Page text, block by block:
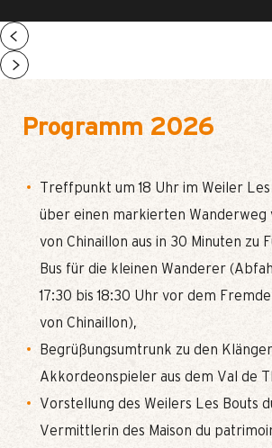
Programm 2026
Treffpunkt um 18 Uhr im Weiler
über einen markierten Wanderweg
von Chinaillon aus in 30 Minuten zu
Bus für die kleinen Wanderer
17:30 bis 18:30 Uhr vor dem
von Chinaillon),
Begrüßungsumtrunk zu den
Akkordeonspieler aus dem Val de
Vorstellung des Weilers Les Bouts
Vermittlerin des Maison du